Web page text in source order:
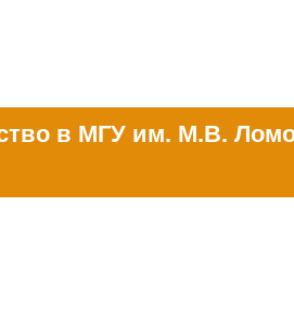
в МГУ им. М.В.